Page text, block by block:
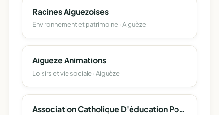
Racines Aiguezoises
Environnement et patrimoine · Aiguèze
Aigueze Animations
Loisirs et vie sociale · Aiguèze
Association Catholique D'éducation Populaire